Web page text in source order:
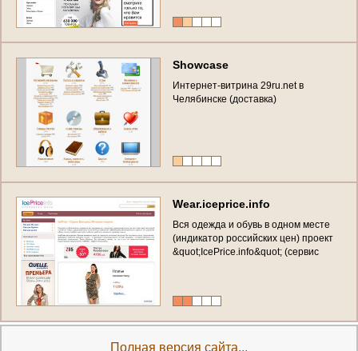
Showcase
Интернет-витрина 29ru.net в
Челябинске (доставка)
Wear.iceprice.info
Вся одежда и обувь в одном месте
(индикатор российских цен) проект
&quot;I ce Price.info&quot; (сервис
Полная версия сайта...